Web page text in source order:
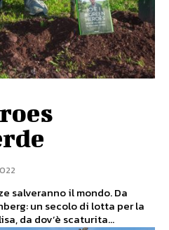
salveranno il mondo. Da
un secolo di lotta per la
Annalisa, da dov’è scaturita...